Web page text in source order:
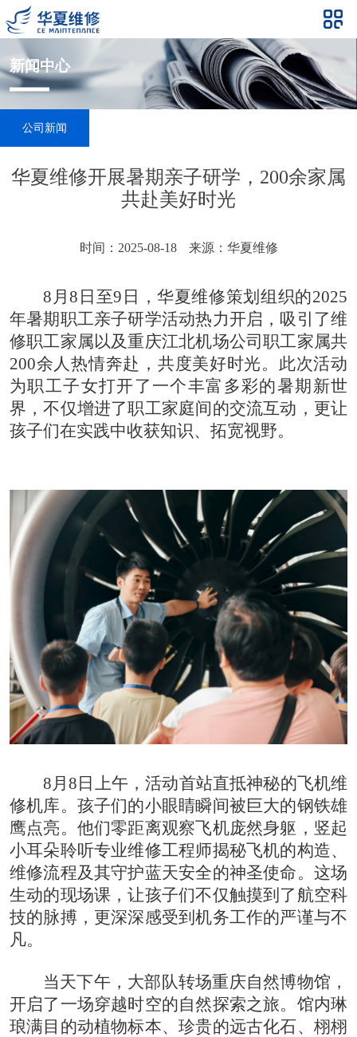
新闻中心
公司新闻
华夏维修开展暑期亲子研学，200余家属
共赴美好时光
时间：2025-08-18 来源：华夏维修
8月8日至9日，华夏维修策划组织的2025
年暑期职工亲子研学活动热力开启，吸引了维
修职工家属以及重庆江北机场公司职工家属共
200余人热情奔赴，共度美好时光。此次活动
为职工子女打开了一个丰富多彩的暑期新世
界，不仅增进了职工家庭间的交流互动，更让
孩子们在实践中收获知识、拓宽视野。
8月8日上午，活动首站直抵神秘的飞机维
修机库。孩子们的小眼睛瞬间被巨大的钢铁雄
鹰点亮。他们零距离观察飞机庞然身躯，竖起
小耳朵聆听专业维修工程师揭秘飞机的构造、
维修流程及其守护蓝天安全的神圣使命。这场
生动的现场课，让孩子们不仅触摸到了航空科
技的脉搏，更深深感受到机务工作的严谨与不
凡。
当天下午，大部队转场重庆自然博物馆，
开启了一场穿越时空的自然探索之旅。馆内琳
琅满目的动植物标本、珍贵的远古化石、栩栩